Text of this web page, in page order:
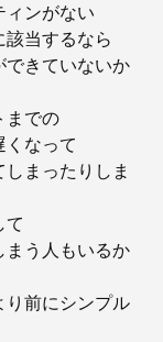
ィンがない
該当するなら
できていないか
までの
くなって
まったりしま
て
まう人もいるか
り前にシンプル